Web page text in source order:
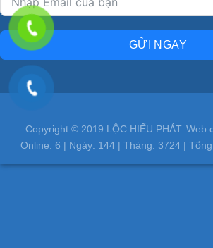
GỬI NGAY
Copyright © 2019 LỘC HIẾU PHÁT. Web
Online: 6 | Ngày: 144| Tháng: 3724| Tổng